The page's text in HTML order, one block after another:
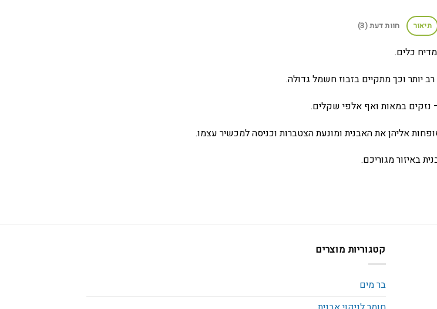
תיאור חוות דעת (3)
כלים.
יותר וכך מתקיים בזבוז חשמל גדולה.
נזקים במאות ואף אלפי שקלים.
אליהן את האבנית ומונעת הצטברות וכניסה למכשיר עצמו.
באיזור מגוריכם.
קטגוריות מוצרים
בר מים